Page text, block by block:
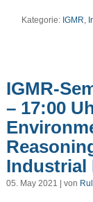
Kategorie: IGMR
IGMR-
– 17:00
Industrial
05. May 2021 | von